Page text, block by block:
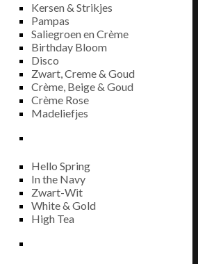
Kersen & Strikjes
Pampas
Saliegroen en Crème
Birthday Bloom
Disco
Zwart, Creme & Goud
Crème, Beige & Goud
Crème Rose
Madeliefjes
Hello Spring
In the Navy
Zwart-Wit
White & Gold
High Tea